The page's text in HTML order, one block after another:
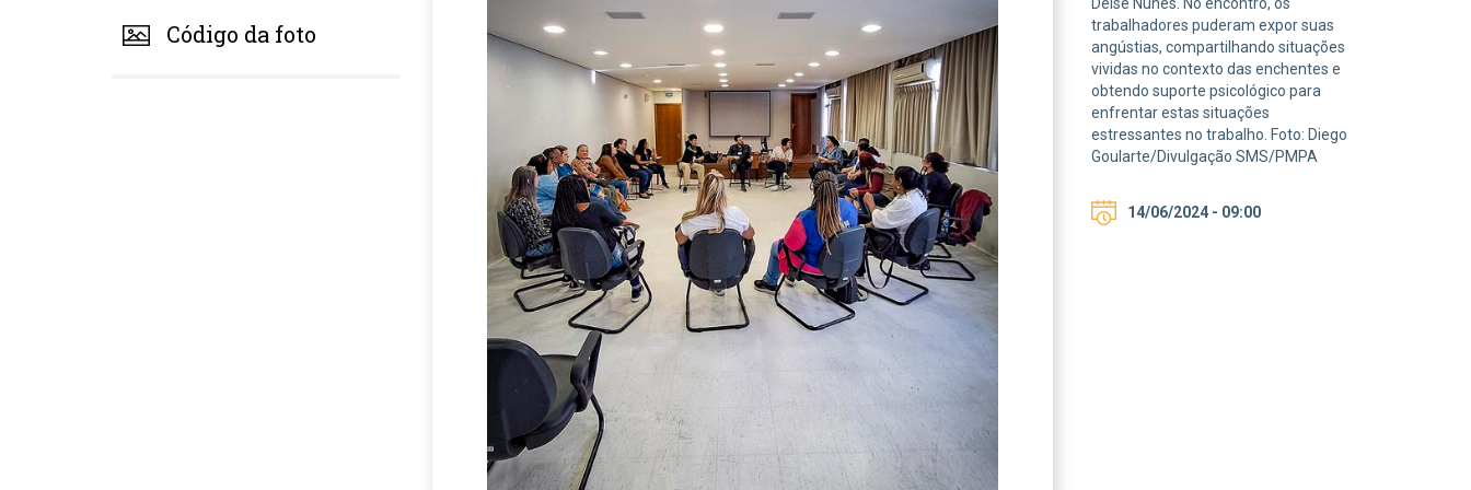
Código da foto
trabalhadores puderam expor suas
angústias, compartilhando situações
vividas no contexto das enchentes e
obtendo suporte psicológico para
enfrentar estas situações
estressantes no trabalho. Foto: Diego
Goularte/Divulgação SMS/PMPA
14/06/2024 - 09:00